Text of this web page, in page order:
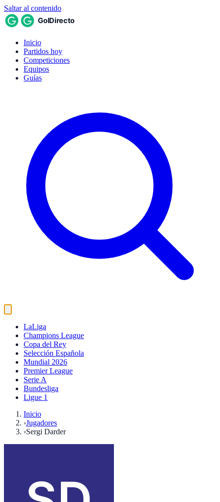
Saltar al contenido
Inicio
Partidos hoy
Competiciones
Equipos
Guías
LaLiga
Champions League
Copa del Rey
Selección Española
Mundial 2026
Premier League
Serie A
Bundesliga
Ligue 1
Inicio
›Jugadores
›Sergi Darder